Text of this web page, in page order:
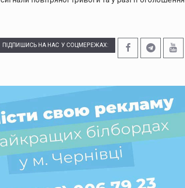
ПІДПИШИСЬ НА НАС У СОЦМЕРЕЖАХ: